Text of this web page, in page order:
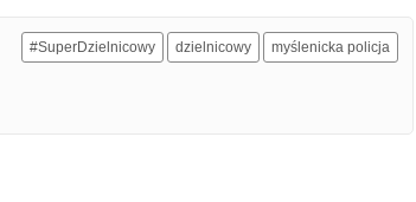
#SuperDzielnicowy dzielnicowy myślenicka policja